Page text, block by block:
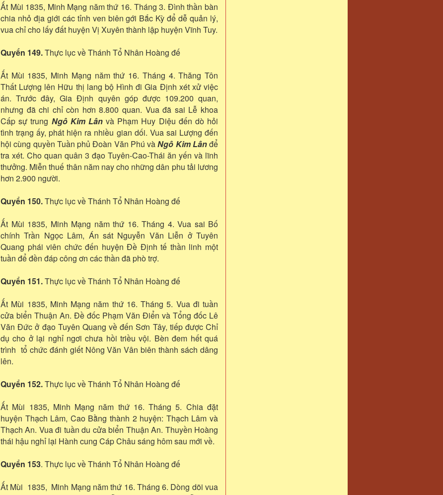
Ất Mùi 1835, Minh Mạng năm thứ 16. Tháng 3. Đình thần bàn
chia nhỏ địa giới các tỉnh ven biên gới Bắc Kỳ để dễ quản lý,
vua chỉ cho lấy đất huyện Vị Xuyên thành lập huyện Vĩnh Tuy.
Quyển 149.Thực lục về Thánh Tổ Nhân Hoàng đế
Ất Mùi 1835, Minh Mạng năm thứ 16. Tháng 4. Thăng Tôn
Thất Lượng lên Hữu thị lang bộ Hình đi Gia Định xét xử việc
án. Trước đây, Gia Định quyên góp được 109.200 quan,
nhưng đã chi chỉ còn hơn 8.800 quan. Vua đã sai Lễ khoa
Cấp sự trung Ngô Kim Lânvà Phạm Huy Diệu đến dò hỏi
tình trạng ấy, phát hiện ra nhiều gian dối. Vua sai Lượng đến
hội cùng quyền Tuần phủ Đoàn Văn Phú vàNgô Kim Lânđể
tra xét. Cho quan quân 3 đạo Tuyên-Cao-Thái ăn yến và lĩnh
thưởng. Miễn thuế thân năm nay cho những dân phu tải lương
hơn 2.900 người.
Quyển 150.Thực lục về Thánh Tổ Nhân Hoàng đế
Ất Mùi 1835, Minh Mạng năm thứ 16. Tháng 4. Vua sai Bố
chính Trần Ngọc Lâm, Án sát Nguyễn Văn Liễn ở Tuyên
Quang phái viên chức đến huyện Đề Định tế thần linh một
tuần để đền đáp công ơn các thần đã phò trợ.
Quyển 151.Thực lục về Thánh Tổ Nhân Hoàng đế
Ất Mùi 1835, Minh Mạng năm thứ 16. Tháng 5. Vua đi tuần
cửa biển Thuận An. Đề đốc Phạm Văn Điển và Tổng đốc Lê
Văn Đức ở đạo Tuyên Quang về đến Sơn Tây, tiếp được Chỉ
dụ cho ở lại nghỉ ngơi chưa hồi triều vội. Bèn đem hết quá
trình tổ chức đánh giết Nông Văn Vân biên thành sách dâng
lên.
Quyển 152.Thực lục về Thánh Tổ Nhân Hoàng đế
Ất Mùi 1835, Minh Mạng năm thứ 16. Tháng 5. Chia đặt
huyện Thạch Lâm, Cao Bằng thành 2 huyện: Thạch Lâm và
Thạch An. Vua đi tuần du cửa biển Thuận An. Thuyền Hoàng
thái hậu nghỉ lại Hành cung Cáp Châu sáng hôm sau mới về.
Quyển 153. Thực lục về Thánh Tổ Nhân Hoàng đế
Ất Mùi 1835, Minh Mạng năm thứ 16. Tháng 6. Dòng dõi vua